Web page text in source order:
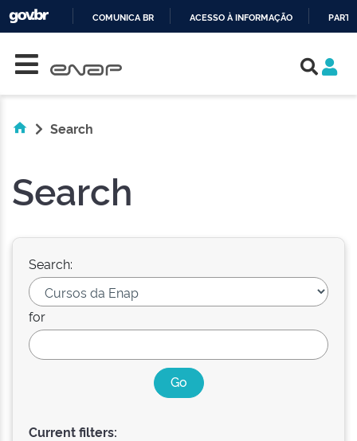
COMUNICA BR ACESSO À INFORMAÇÃO
Search
Search
Search:
for
Current filters: